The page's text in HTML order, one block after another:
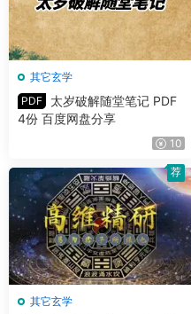
其它玄学
PDF
太岁破解随堂笔记 PDF
4份 百度网盘分享
10
其它玄学
荐